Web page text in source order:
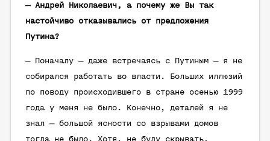
— Андрей Николаевич, а почему же Вы так
настойчиво отказывались от предложения
Путина?
— Поначалу — даже встречаясь с Путиным — я не
собирался работать во власти. Больших иллюзий
по поводу происходившего в стране осенью 1999
года у меня не было. Конечно, деталей я не
знал — большой ясности со взрывами домов